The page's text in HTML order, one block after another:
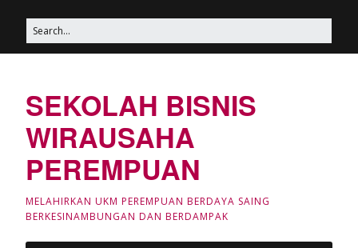
SEKOLAH BISNIS
WIRAUSAHA
PEREMPUAN
MELAHIRKAN UKM PEREMPUAN BERDAYA SAING
BERKESINAMBUNGAN DAN BERDAMPAK